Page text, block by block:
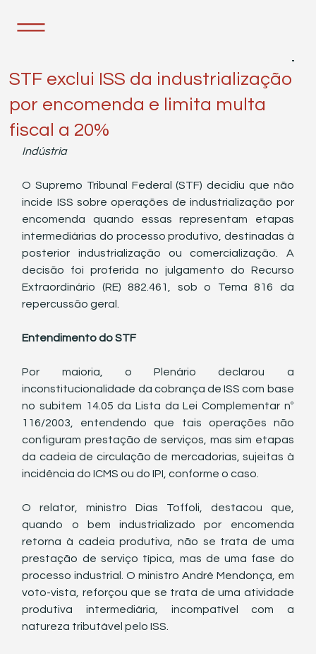
STF exclui ISS da industrialização
por encomenda e limita multa
fiscal a 20%
Indústria
O Supremo Tribunal Federal (STF) decidiu que não
incide ISS sobre operações de industrialização por
encomenda quando essas representam etapas
intermediárias do processo produtivo, destinadas à
posterior industrialização ou comercialização. A
decisão foi proferida no julgamento do Recurso
Extraordinário (RE) 882.461, sob o Tema 816 da
repercussão geral.
Entendimento do STF
Por maioria, o Plenário declarou a
inconstitucionalidade da cobrança de ISS com base
no subitem 14.05 da Lista da Lei Complementar nº
116/2003, entendendo que tais operações não
configuram prestação de serviços, mas sim etapas
da cadeia de circulação de mercadorias, sujeitas à
incidência do ICMS ou do IPI, conforme o caso.
O relator, ministro Dias Toffoli, destacou que,
quando o bem industrializado por encomenda
retorna à cadeia produtiva, não se trata de uma
prestação de serviço típica, mas de uma fase do
processo industrial. O ministro André Mendonça, em
voto-vista, reforçou que se trata de uma atividade
produtiva intermediária, incompatível com a
natureza tributável pelo ISS.